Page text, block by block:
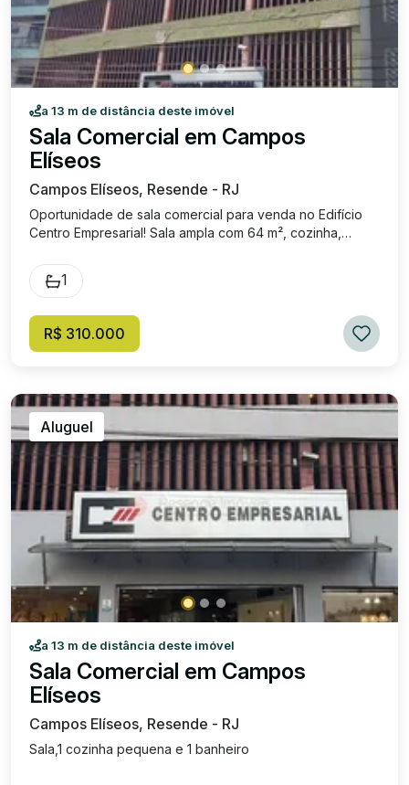
a 13 m de distância deste imóvel
Sala Comercial em Campos
Elíseos
Campos Elíseos, Resende - RJ
Oportunidade de sala comercial para venda no Edifício
Centro Empresarial! Sala ampla com 64 m², cozinha,
Resende. Valor de venda: R$ 310.000,00 Valor IPTU: R$
36,00 (Aproximadamente), Valor de condomínio: R$
Campos Elíseos.
1
R$ 310.000
Aluguel
a 13 m de distância deste imóvel
Sala Comercial em Campos
Elíseos
Campos Elíseos, Resende - RJ
Sala,1 cozinha pequena e 1 banheiro